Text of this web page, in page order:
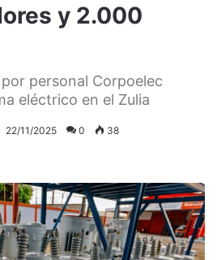
y 2.000
personal Corpoelec
eléctrico en el Zulia
22/11/2025 0 38